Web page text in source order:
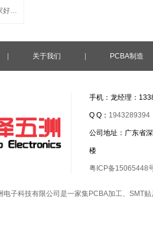
智能家居 PCBA 加工厂家哪家好：2026 权威选型指南
关于我们 PCBA制造
手机：龙经理：
Q Q： 1943289394
公司地址：广东省
楼
粤ICP备15065448
电子科技有限公司是一家集PCBA加工、 SMT贴